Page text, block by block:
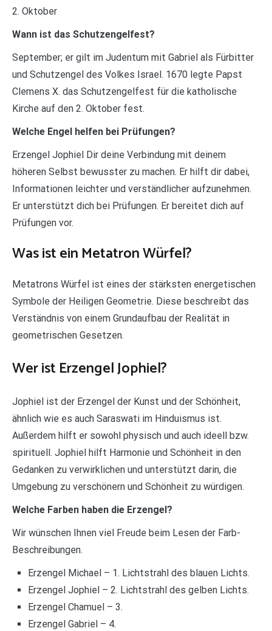
2. Oktober
Wann ist das Schutzengelfest?
September; er gilt im Judentum mit Gabriel als Fürbitter
und Schutzengel des Volkes Israel. 1670 legte Papst
Clemens X. das Schutzengelfest für die katholische
Kirche auf den 2. Oktober fest.
Welche Engel helfen bei Prüfungen?
Erzengel Jophiel Dir deine Verbindung mit deinem
höheren Selbst bewusster zu machen. Er hilft dir dabei,
Informationen leichter und verständlicher aufzunehmen.
Er unterstützt dich bei Prüfungen. Er bereitet dich auf
Prüfungen vor.
Was ist ein Metatron Würfel?
Metatrons Würfel ist eines der stärksten energetischen
Symbole der Heiligen Geometrie. Diese beschreibt das
Verständnis von einem Grundaufbau der Realität in
geometrischen Gesetzen.
Wer ist Erzengel Jophiel?
Jophiel ist der Erzengel der Kunst und der Schönheit,
ähnlich wie es auch Saraswati im Hinduismus ist.
Außerdem hilft er sowohl physisch und auch ideell bzw.
spirituell. Jophiel hilft Harmonie und Schönheit in den
Gedanken zu verwirklichen und unterstützt darin, die
Umgebung zu verschönern und Schönheit zu würdigen.
Welche Farben haben die Erzengel?
Wir wünschen Ihnen viel Freude beim Lesen der Farb-
Beschreibungen.
Erzengel Michael – 1. Lichtstrahl des blauen Lichts.
Erzengel Jophiel – 2. Lichtstrahl des gelben Lichts.
Erzengel Chamuel – 3.
Erzengel Gabriel – 4.